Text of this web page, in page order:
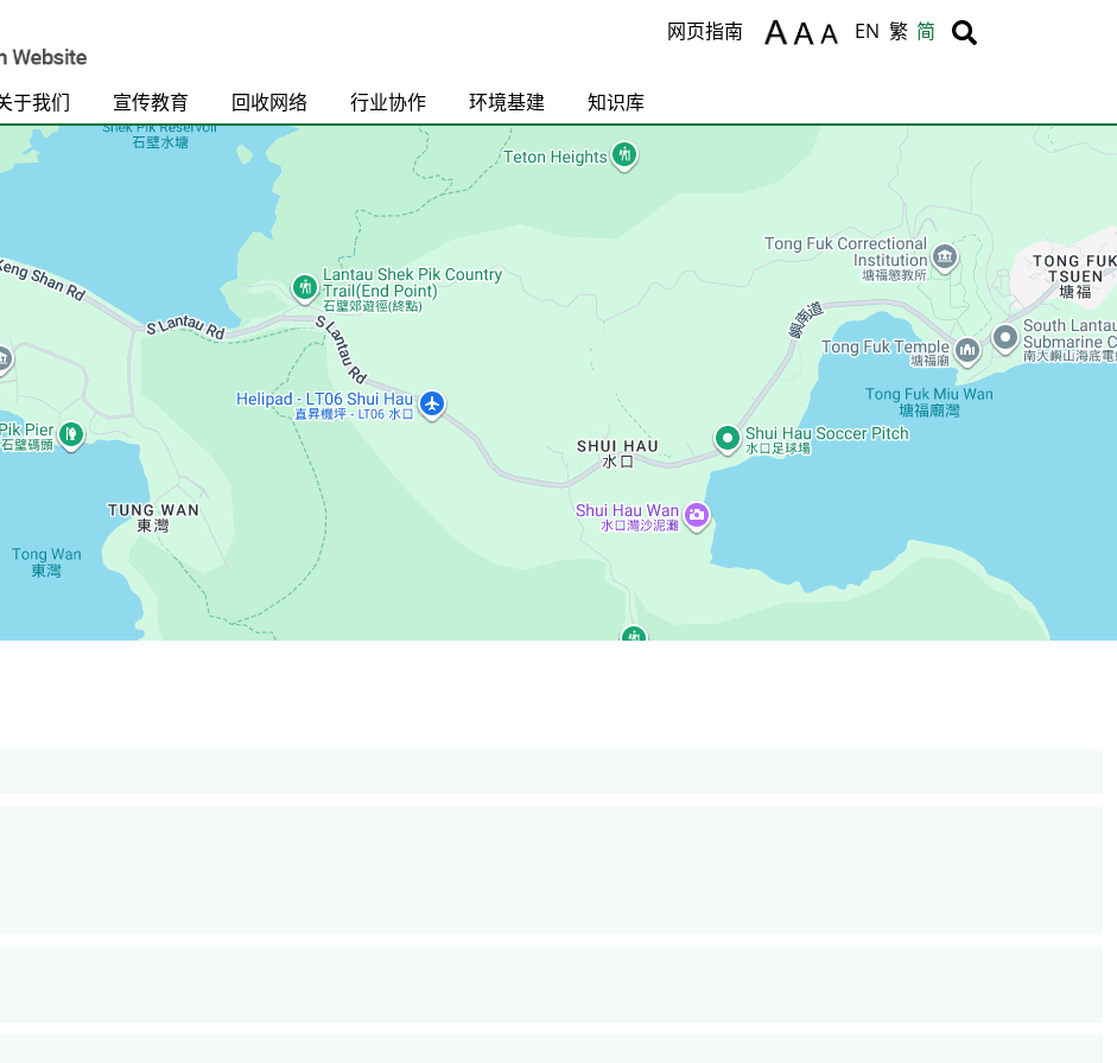
Body
网页指南 EN 繁 简 Body
于我们 宣传教育 回收网络 行业协作 环境基建 知识库